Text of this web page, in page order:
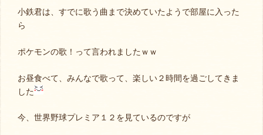
小鉄君は、すでに歌う曲まで決めていたようで部屋に入った
ら
ポケモンの歌！って言われましたｗｗ
お昼食べて、みんなで歌って、楽しい２時間を過ごしてきま
した
今、世界野球プレミア１２を見ているのですが